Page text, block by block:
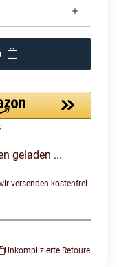
geladen ...
versenden kostenfrei
Unkomplizierte Retoure